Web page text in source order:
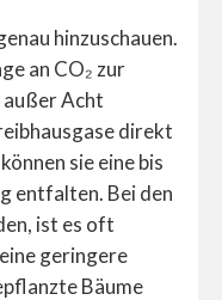
hinzuschauen.
an CO₂ zur
außer Acht
direkt
sie eine bis
entfalten. Bei den
ist es oft
geringere
Bäume